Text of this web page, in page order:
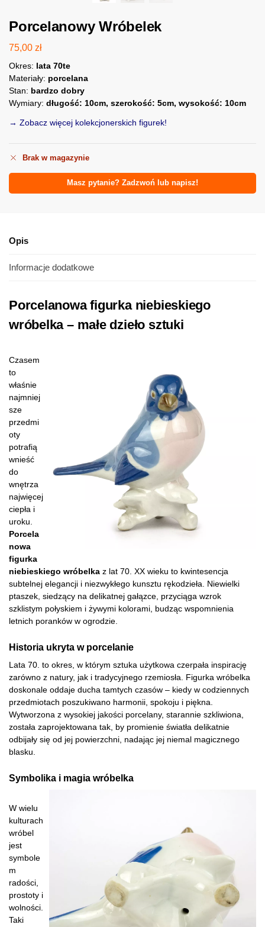
Porcelanowy Wróbelek
75,00 zł
Okres: lata 70te
Materiały: porcelana
Stan: bardzo dobry
Wymiary: długość: 10cm, szerokość: 5cm, wysokość: 10cm
→ Zobacz więcej kolekcjonerskich figurek!
Brak w magazynie
Masz pytanie? Zadzwoń lub napisz!
Opis
Informacje dodatkowe
Porcelanowa figurka niebieskiego
wróbelka – małe dzieło sztuki
Czasem
to
właśnie
najmniej
sze
przedmi
oty
potrafią
wnieść
do
wnętrza
najwięcej
ciepła i
uroku.
Porcela
nowa
figurka
niebieskiego wróbelka z lat 70. XX wieku to kwintesencja
subtelnej elegancji i niezwykłego kunsztu rękodzieła. Niewielki
ptaszek, siedzący na delikatnej gałązce, przyciąga wzrok
szklistym połyskiem i żywymi kolorami, budząc wspomnienia
letnich poranków w ogrodzie.
Historia ukryta w porcelanie
Lata 70. to okres, w którym sztuka użytkowa czerpała inspirację
zarówno z natury, jak i tradycyjnego rzemiosła. Figurka wróbelka
doskonale oddaje ducha tamtych czasów – kiedy w codziennych
przedmiotach poszukiwano harmonii, spokoju i piękna.
Wytworzona z wysokiej jakości porcelany, starannie szkliwiona,
została zaprojektowana tak, by promienie światła delikatnie
odbijały się od jej powierzchni, nadając jej niemal magicznego
blasku.
Symbolika i magia wróbelka
W wielu
kulturach
wróbel
jest
symbole
m
radości,
prostoty i
wolności.
Taki